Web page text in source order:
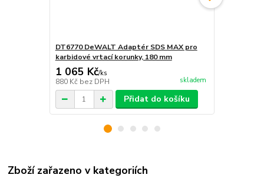
DT6770 DeWALT Adaptér SDS MAX pro
karbidové vrtací korunky, 180 mm
1 065 Kč/ks
880 Kč bez DPH skladem
Přidat do košíku
Zboží zařazeno v kategoriích